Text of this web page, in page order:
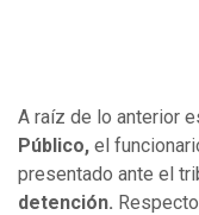
A raíz de lo anterior
Público, el
presentado ante el
detención.